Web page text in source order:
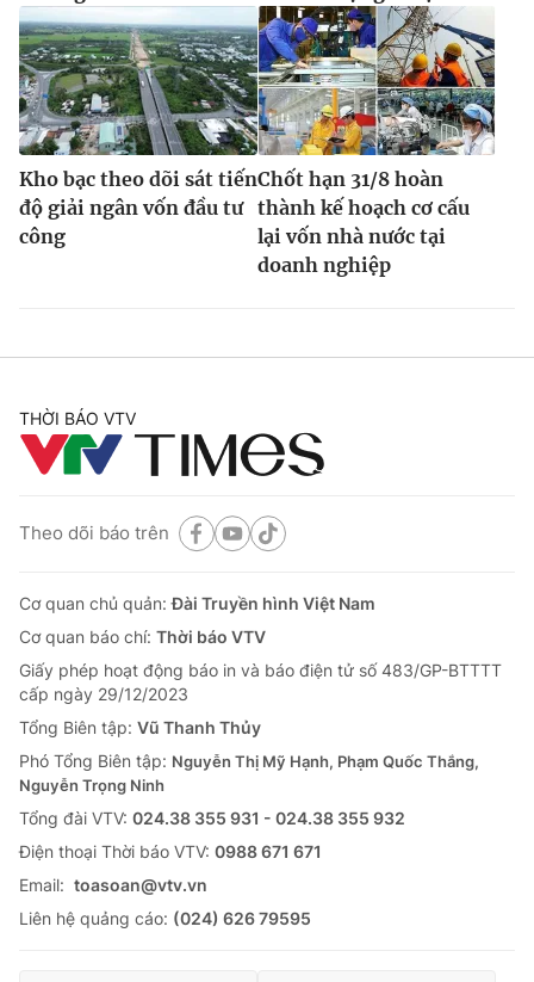
Kho bạc theo dõi sát tiến
độ giải ngân vốn đầu tư
công
Chốt hạn 31/8 hoàn
thành kế hoạch cơ cấu
lại vốn nhà nước tại
doanh nghiệp
THỜI BÁO VTV
Theo dõi báo trên
Cơ quan chủ quản:Đài Truyền hình Việt Nam
Cơ quan báo chí: Thời báo VTV
Giấy phép hoạt động báo in và báo điện tử số 483/GP-BTTTT
cấp ngày 29/12/2023
Tổng Biên tập: Vũ Thanh Thủy
Phó Tổng Biên tập: Nguyễn Thị Mỹ Hạnh, Phạm Quốc Thắng,
Nguyễn Trọng Ninh
Tổng đài VTV: 024.38 355 931 - 024.38 355 932
Ðiện thoại Thời báo VTV: 0988 671 671
Email: toasoan@vtv.vn
Liên hệ quảng cáo: (024) 626 79595